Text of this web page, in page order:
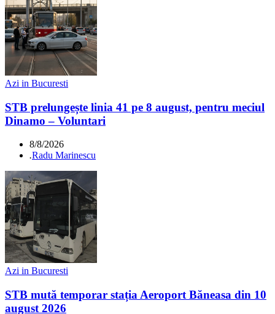
Azi in Bucuresti
STB prelungește linia 41 pe 8 august, pentru meciul
Dinamo – Voluntari
8/8/2026
.Radu Marinescu
Azi in Bucuresti
STB mută temporar stația Aeroport Băneasa din 10
august 2026